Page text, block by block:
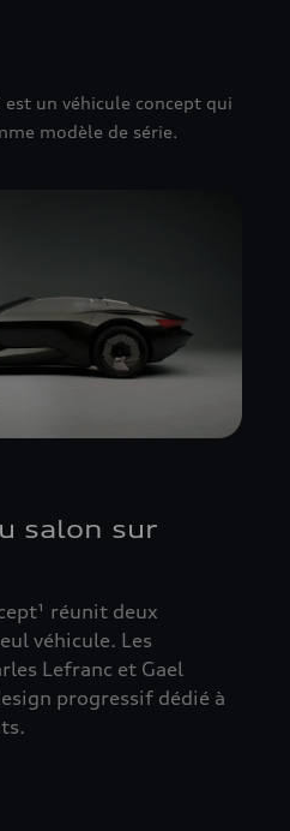
est un véhicule concept qui
modèle de série.
salon sur
réunit deux
véhicule. Les
Lefranc et Gael
progressif dédié à